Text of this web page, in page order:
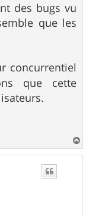
des bugs vu
que les
concurrentiel
que cette
a